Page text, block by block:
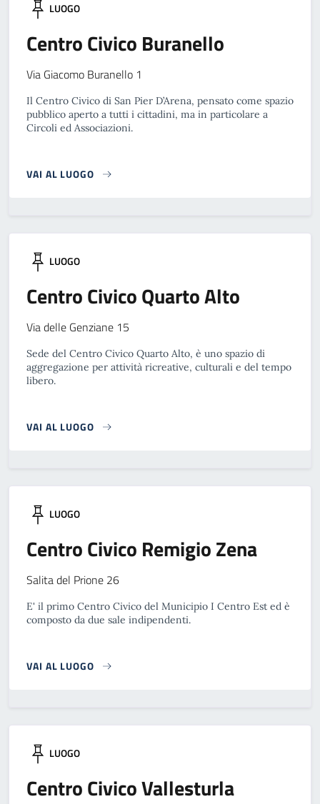
LUOGO
Centro Civico Buranello
Via Giacomo Buranello 1
Il Centro Civico di San Pier D’Arena, pensato come spazio
pubblico aperto a tutti i cittadini, ma in particolare a
Circoli ed Associazioni.
VAI AL LUOGO
LUOGO
Centro Civico Quarto Alto
Via delle Genziane 15
Sede del Centro Civico Quarto Alto, è uno spazio di
aggregazione per attività ricreative, culturali e del tempo
libero.
VAI AL LUOGO
LUOGO
Centro Civico Remigio Zena
Salita del Prione 26
E' il primo Centro Civico del Municipio I Centro Est ed è
composto da due sale indipendenti.
VAI AL LUOGO
LUOGO
Centro Civico Vallesturla